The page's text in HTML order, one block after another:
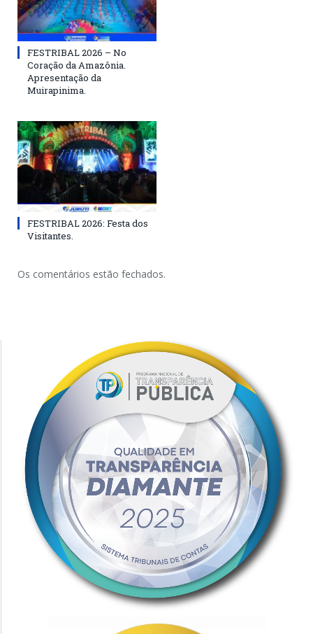
FESTRIBAL 2026 – No
Coração da Amazônia.
Apresentação da
Muirapinima.
FESTRIBAL 2026: Festa dos
Visitantes.
Os comentários estão fechados.